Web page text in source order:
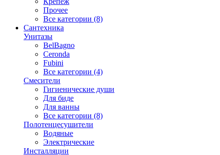
Прочее
Все категории (8)
Сантехника
Унитазы
BelBagno
Ceronda
Fubini
Все категории (4)
Смесители
Гигиенические души
Для биде
Для ванны
Все категории (8)
Полотенцесушители
Водяные
Электрические
Инсталляции